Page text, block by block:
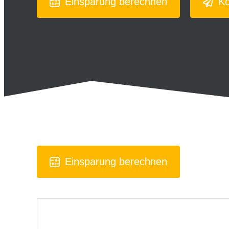
Einsparung berechnen